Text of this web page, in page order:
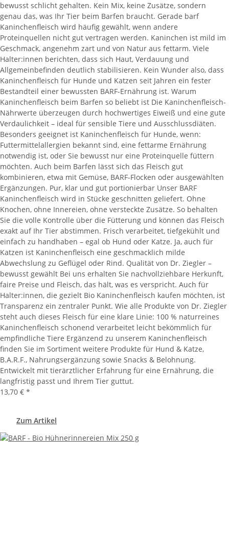
bewusst schlicht gehalten. Kein Mix, keine Zusätze, sondern
genau das, was Ihr Tier beim Barfen braucht. Gerade barf
Kaninchenfleisch wird häufig gewählt, wenn andere
Proteinquellen nicht gut vertragen werden. Kaninchen ist mild im
Geschmack, angenehm zart und von Natur aus fettarm. Viele
Halter:innen berichten, dass sich Haut, Verdauung und
Allgemeinbefinden deutlich stabilisieren. Kein Wunder also, dass
Kaninchenfleisch für Hunde und Katzen seit Jahren ein fester
Bestandteil einer bewussten BARF-Ernährung ist. Warum
Kaninchenfleisch beim Barfen so beliebt ist Die Kaninchenfleisch-
Nährwerte überzeugen durch hochwertiges Eiweiß und eine gute
Verdaulichkeit – ideal für sensible Tiere und Ausschlussdiäten.
Besonders geeignet ist Kaninchenfleisch für Hunde, wenn:
Futtermittelallergien bekannt sind, eine fettarme Ernährung
notwendig ist, oder Sie bewusst nur eine Proteinquelle füttern
möchten. Auch beim Barfen lässt sich das Fleisch gut
kombinieren, etwa mit Gemüse, BARF-Flocken oder ausgewählten
Ergänzungen. Pur, klar und gut portionierbar Unser BARF
Kaninchenfleisch wird in Stücke geschnitten geliefert. Ohne
Knochen, ohne Innereien, ohne versteckte Zusätze. So behalten
Sie die volle Kontrolle über die Fütterung und können das Fleisch
exakt auf Ihr Tier abstimmen. Frisch verarbeitet, tiefgekühlt und
einfach zu handhaben – egal ob Hund oder Katze. Ja, auch für
Katzen ist Kaninchenfleisch eine geschmacklich milde
Abwechslung zu Geflügel oder Rind. Qualität von Dr. Ziegler –
bewusst gewählt Bei uns erhalten Sie nachvollziehbare Herkunft,
faire Preise und Fleisch, das hält, was es verspricht. Auch für
Halter:innen, die gezielt Bio Kaninchenfleisch kaufen möchten, ist
Transparenz ein zentraler Punkt. Wie alle Produkte von Dr. Ziegler
steht auch dieses Fleisch für eine klare Linie: 100 % naturreines
Kaninchenfleisch schonend verarbeitet leicht bekömmlich für
empfindliche Tiere Ergänzend zu unserem Kaninchenfleisch
finden Sie im Sortiment weitere Produkte für Hund & Katze,
B.A.R.F., Nahrungsergänzung sowie Snacks & Belohnung.
Entwickelt mit tierärztlicher Erfahrung für eine Ernährung, die
langfristig passt und Ihrem Tier guttut.
13,70 € *
Zum Artikel